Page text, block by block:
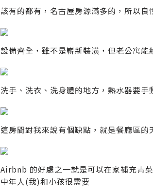
該有的都有，名古屋房源滿多的，所以
設備齊全，雖不是嶄新裝潢，但老公寓能
洗手、洗衣、洗身體的地方，熱水器要手
這房間對我來說有個缺點，就是餐廳區
Airbnb 的好處之一就是可以在家補充青
中年人(我)和小孩很需要